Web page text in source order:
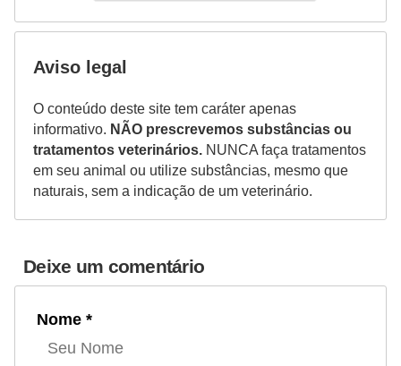
Aviso legal
O conteúdo deste site tem caráter apenas
informativo. NÃO prescrevemos substâncias ou
tratamentos veterinários. NUNCA faça tratamentos
em seu animal ou utilize substâncias, mesmo que
naturais, sem a indicação de um veterinário.
Deixe um comentário
Nome *